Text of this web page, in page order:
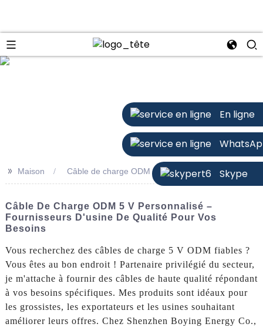
En ligne
Skype
>> Maison Câble de charge ODM 5v
Câble De Charge ODM 5 V Personnalisé –
Fournisseurs D'usine De Qualité Pour Vos
Besoins
Vous recherchez des câbles de charge 5 V ODM fiables ?
Vous êtes au bon endroit ! Partenaire privilégié du secteur,
je m'attache à fournir des câbles de haute qualité répondant
à vos besoins spécifiques. Mes produits sont idéaux pour
les grossistes, les exportateurs et les usines souhaitant
améliorer leurs offres. Chez Shenzhen Boying Energy Co.,